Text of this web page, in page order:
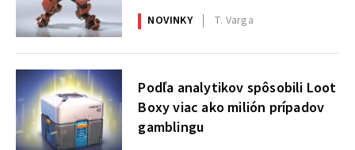
NOVINKY T. Varga
Podľa analytikov spôsobili Loot
Boxy viac ako milión prípadov
gamblingu